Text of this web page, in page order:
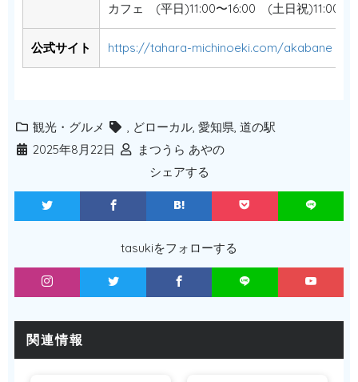
カフェ (平日)11:00〜16:00 (土日祝)11:00〜
公式サイト https://tahara-michinoeki.com/akabane
観光・グルメ , どローカル, 愛知県, 道の駅
2025年8月22日
まつうら あやの
シェアする
tasukiをフォローする
関連情報